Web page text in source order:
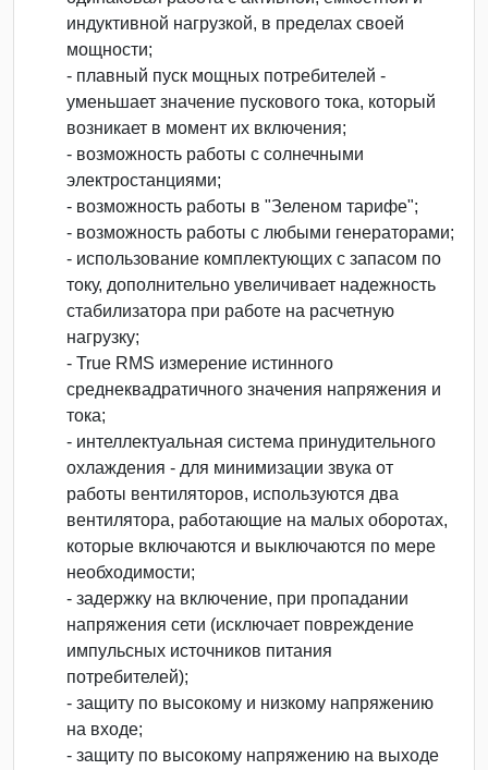
индуктивной нагрузкой, в пределах своей
мощности;
- плавный пуск мощных потребителей -
уменьшает значение пускового тока, который
возникает в момент их включения;
- возможность работы с солнечными
электростанциями;
- возможность работы в "Зеленом тарифе";
- возможность работы с любыми генераторами;
- использование комплектующих с запасом по
току, дополнительно увеличивает надежность
стабилизатора при работе на расчетную
нагрузку;
- True RMS измерение истинного
среднеквадратичного значения напряжения и
тока;
- интеллектуальная система принудительного
охлаждения - для минимизации звука от
работы вентиляторов, используются два
вентилятора, работающие на малых оборотах,
которые включаются и выключаются по мере
необходимости;
- задержку на включение, при пропадании
напряжения сети (исключает повреждение
импульсных источников питания
потребителей);
- защиту по высокому и низкому напряжению
на входе;
- защиту по высокому напряжению на выходе